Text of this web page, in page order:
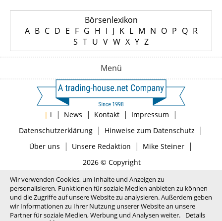
Börsenlexikon
A B C D E F G H I J K L M N O P Q R
S T U V W X Y Z
Menü
| i | News | Kontakt | Impressum |
Datenschutzerklärung| Hinweise zum Datenschutz |
Über uns | Unsere Redaktion | Mike Steiner|
2026 © Copyright
Wir verwenden Cookies, um Inhalte und Anzeigen zu
personalisieren, Funktionen für soziale Medien anbieten zu können
und die Zugriffe auf unsere Website zu analysieren. Außerdem geben
wir Informationen zu Ihrer Nutzung unserer Website an unsere
Partner für soziale Medien, Werbung und Analysen weiter.
Details